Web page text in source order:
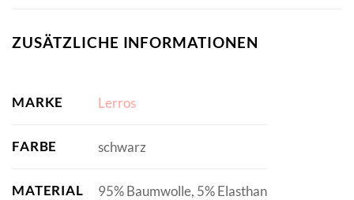
ZUSÄTZLICHE INFORMATIONEN
MARKE Lerros
FARBE schwarz
MATERIAL 95% Baumwolle, 5% Elasthan